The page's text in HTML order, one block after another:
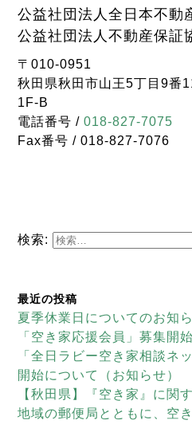
公益社団法人全日本不動
公益社団法人不動産保証
〒010-0951
秋田県秋田市山王5丁目9
1F-B
電話番号 /018-827-7075
Fax番号 / 018-827-7076
検索:
最近の投稿
夏季休業日についてのお知
「空き家応援会員」募集開
「全日ラビー空き家相談ネ
開始について（お知らせ）
【秋田県】『空き家』に関
地域の郵便局とともに、空